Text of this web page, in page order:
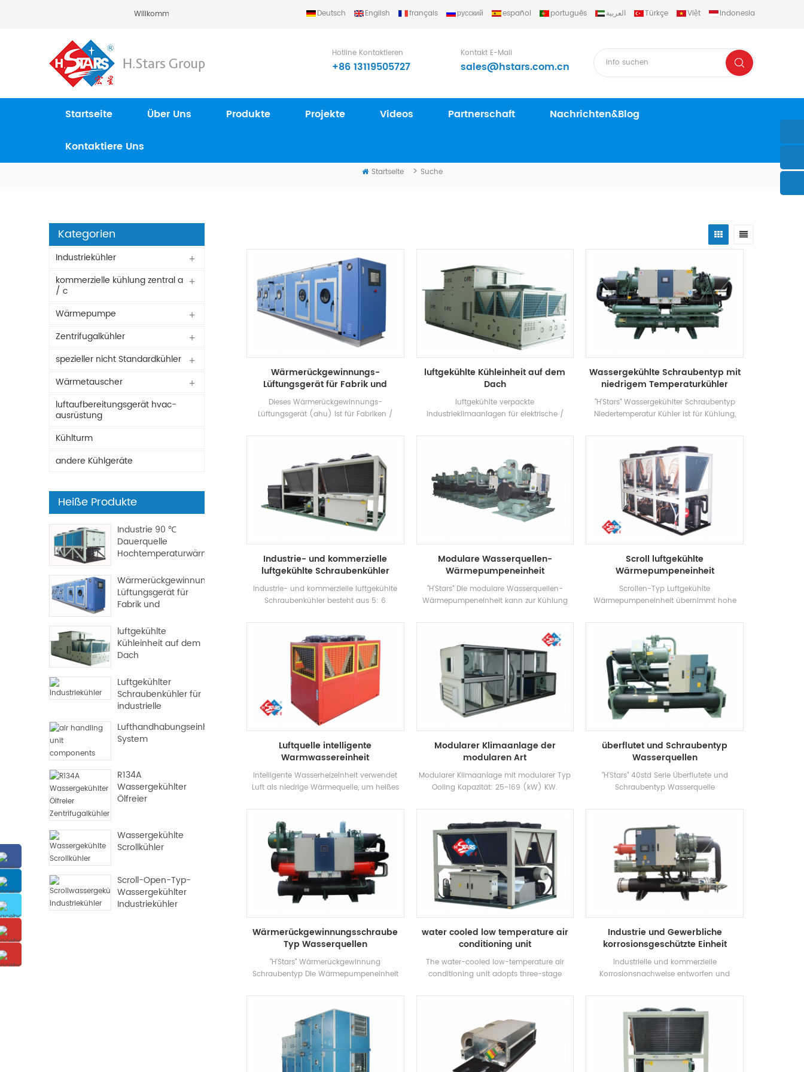
Willkommen Zu H.Stars (Guangzhou) Refrigerating Equipment Group Ltd..
Deutsch English français русский español português العربية Türkçe Việt Indonesia
Hotline Kontaktieren
+86 13119505727
Kontakt E-Mail
sales@hstars.com.cn
Startseite Über Uns Produkte Projekte Videos Partnerschaft Nachrichten&Blog
Kontaktiere Uns
Startseite > Suche
Wärmerückgewinnungs-
Lüftungsgerät für Fabrik und
Krankenhaus
Dieses Wärmerückgewinnungs-
Lüftungsgerät (ahu) ist für Fabriken /
zum Kühlen, Heizen, Befeuchten,
Entfeuchten und Luftreinigen konzipiert.
luftgekühlte Kühleinheit auf dem
Dach
luftgekühlte verpackte
Industrieklimaanlagen für elektrische /
Lösungen für die Pharmaindustrie, die
die Druck- und Lebensmittelindustrie, das
Gewerbegebäude, die Voc-Behandlung
und den Umweltschutz, die Luftqualität in
Innenräumen und die Meereslüftung
Wassergekühlte Schraubentyp mit
niedrigem Temperaturkühler
"H'Stars" Wassergekühlter Schraubentyp
Niedertemperatur Kühler ist für Kühlung,
Es erfordert ein komplettes Sortiment an
Modellen, um den Anforderungen
unterschiedlicher Kühlleistung und
Temperaturanforderungen gerecht zu
werden. Marke: H'Stars
Industrie- und kommerzielle
luftgekühlte Schraubenkühler
Industrie- und kommerzielle luftgekühlte
Schraubenkühler besteht aus 5: 6
Hochwertige Kondensator und Verdampfer
und ausgestattet mit Brandname
Elektrische Steuerung Komponenten, was in
verschiedenen Industriebranchen häufig
verwendet werden kann.
Modulare Wasserquellen-
Wärmepumpeneinheit
"H'Stars" Die modulare Wasserquellen-
Wärmepumpeneinheit kann zur Kühlung
kann durch eine Maschine ersetzt werden.
Das System kann den ursprünglichen
Kessel und die Klimaanlage ersetzen. Die
Kühlkapazität ist ausreichend, der
Wirkungsgrad ist hoch, die Reinigung und
Wartung ist einfach, und die Nennleistung
der Energieeffizienz ist 5-1. Ebene.
Scroll luftgekühlte
Wärmepumpeneinheit
Scrollen-Typ Luftgekühlte
Wärmepumpeneinheit übernimmt hohe
Kompressor, selbstentwickelt und hergestellt
Hocheffizienz Muschel- und Tube
Wärmetauscher und Spulenwärmetauscher
mit R22, R134A, R407C Kältemittel
Luftquelle intelligente
Warmwassereinheit
Intelligente Wasserheizeinheit verwendet
Luft als niedrige Wärmequelle, um heißes
effizient und umweltfreundlich ist.
Modularer Klimaanlage der
modularen Art
Modularer Klimaanlage mit modularer Typ
Ooling Kapazität: 25-169 (kW) KW.
Pharmazeutische, Lebensmittelindustrie
überflutet und Schraubentyp
Wasserquellen
Wärmepumpeneinheit
"H'Stars" 40std Serie Überflutete und
Schraubentyp Wasserquelle
Hocheffizienz Twin-Schraube Kompressor,
selbst entwickelt und hergestellt
Hocheffizienz Überfluteter Typ Verdampfer,
R22, R134A Kältemittel, Energieeffizienz bis
6.7. Heißwasserausgangstemperatur 50 ° C
Die Wärmerückgewinnungseinheit kann
nach Kundenwunsch konfiguriert werden.
Das Gerät verfügt über insgesamt 20
Wärmerückgewinnungsschraube
Typ Wasserquellen
Wärmepumpeneinheit
"H'Stars" Wärmerückgewinnung
Schraubentyp Die Wärmepumpeneinheit
Wärme zwischen dem Kältemitteldampf
und dem Wasser auszutauschen. Während
Bedienung, Umwandlung des
energiewichtig Wärme in ein nutzbares
Warmwasser und bietet eine große
Klimatisierung, während die Klimatisierung
water cooled low temperature air
conditioning unit
The water-cooled low-temperature air
conditioning unit adopts three-stage
according to the cooling load demand of
special microcomputer controller to control
the low-temperature action process, and
automatically operates after setting the
temperature according to actual needs.
Industrie und Gewerbliche
korrosionsgeschützte Einheit
Industrielle und kommerzielle
Korrosionsnachweise entworfen und
spezielle Branchen mit korrosionssicherer
Anforderungen. Das Produkt ist verfügbar
Für benutzerdefinierte mit 30-1200kw und
kann speziell nach verschiedenen
Bedürfnissen entworfen werden.
Kategorien
Industriekühler
kommerzielle kühlung zentral a
/ c
Wärmepumpe
Zentrifugalkühler
spezieller nicht Standardkühler
Wärmetauscher
luftaufbereitungsgerät hvac-
ausrüstung
Kühlturm
andere Kühlgeräte
Heiße Produkte
Industrie 90 ℃
Dauerquelle
Hochtemperaturwärmepumpe
Wärmerückgewinnungs-
Lüftungsgerät für
Fabrik und
luftgekühlte
Kühleinheit auf dem
Dach
Luftgekühlter
Schraubenkühler für
industrielle
Lufthandhabungseinheit-
System
R134A
Wassergekühlter
Ölfreier
Wassergekühlte
Scrollkühler
Scroll-Open-Typ-
Wassergekühlter
Industriekühler